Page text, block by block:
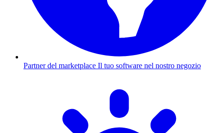
Partner del marketplace Il tuo software nel nostro negozio